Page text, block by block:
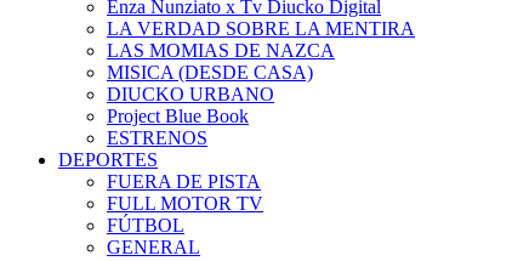
Enza Nunziato x Tv Diucko Digital
LA VERDAD SOBRE LA MENTIRA
LAS MOMIAS DE NAZCA
MISICA (DESDE CASA)
DIUCKO URBANO
Project Blue Book
ESTRENOS
DEPORTES
FUERA DE PISTA
FULL MOTOR TV
FÚTBOL
GENERAL